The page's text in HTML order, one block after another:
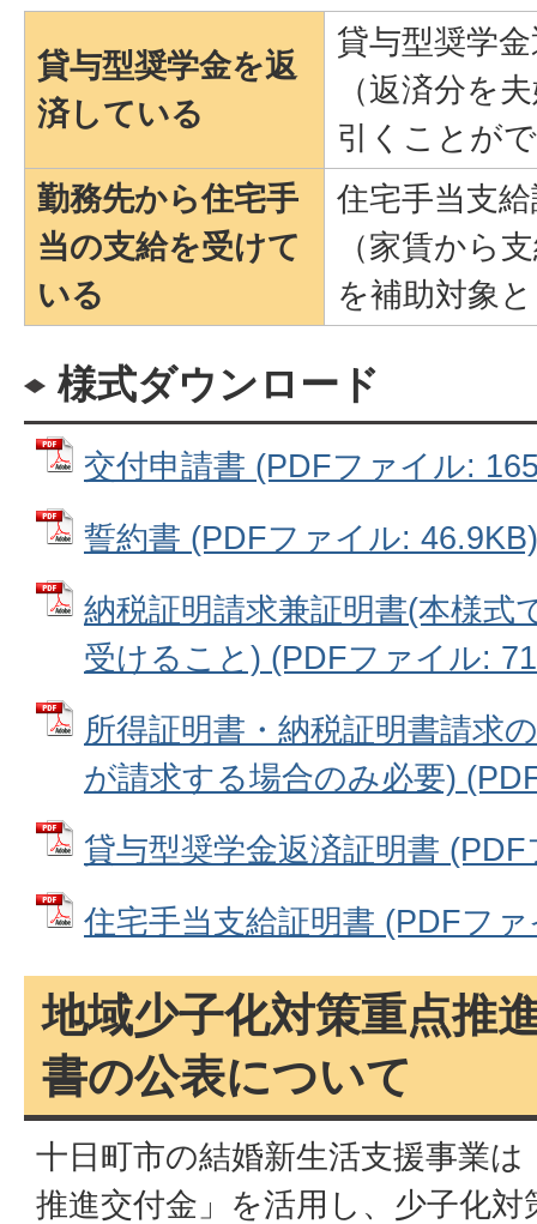
貸与型奨学金を返
済している
貸与型奨学
（返済分を
引くことが
勤務先から住宅手
当の支給を受けて
いる
住宅手当支
（家賃から
を補助対象
様式ダウンロード
交付申請書 (PDFファイル:
誓約書 (PDFファイル: 46.9KB)
納税証明請求兼証明書(本様式
受けること) (PDFファイル:
所得証明書・納税証明書請求
が請求する場合のみ必要)
貸与型奨学金返済証明書
住宅手当支給証明書 (PDFフ
地域少子化対策重点推
書の公表について
十日町市の結婚新生活支援事業
推進交付金」を活用し、少子化